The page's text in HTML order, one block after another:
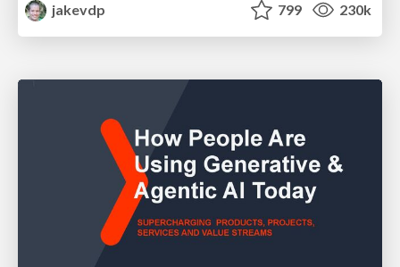
jakevdp
799 230k